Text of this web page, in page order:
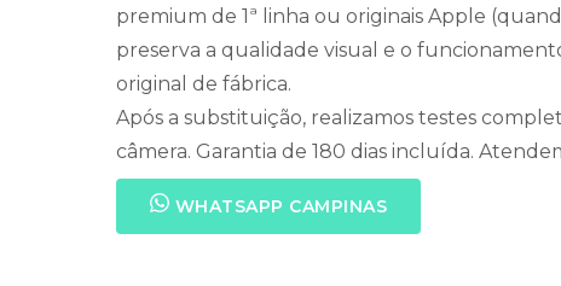
premium de 1ª linha ou originais Apple
preserva a qualidade visual e o
original de fábrica.
Após a substituição, realizamos testes
câmera. Garantia de 180 dias incluída.
WHATSAPP CAMPINAS